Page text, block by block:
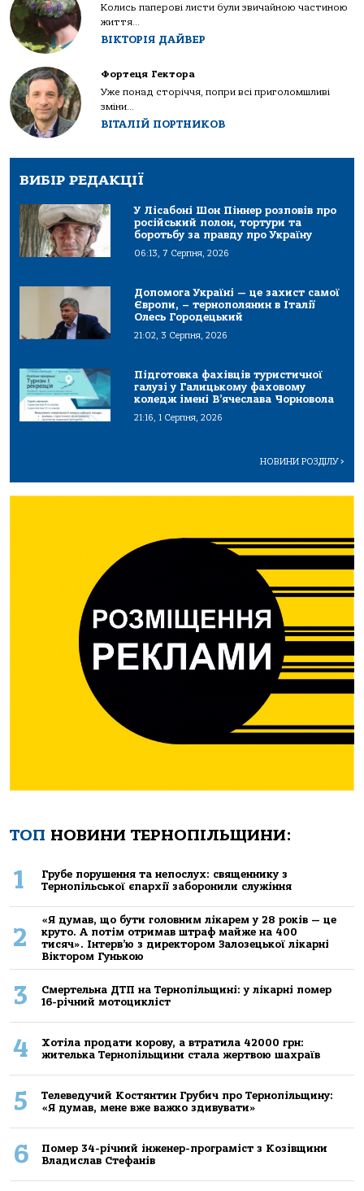
Колись паперові листи були звичайною частиною
життя...
ВІКТОРІЯ ДАЙВЕР
Фортеця Гектора
Уже понад сторіччя, попри всі приголомшливі
зміни...
ВІТАЛІЙ ПОРТНИКОВ
ВИБІР РЕДАКЦІЇ
У Лісабоні Шон Піннер розповів про
російський полон, тортури та
боротьбу за правду про Україну
06:13, 7 Серпня, 2026
Допомога Україні — це захист самої
Європи, – тернополянин в Італії
Олесь Городецький
21:02, 3 Серпня, 2026
Підготовка фахівців туристичної
галузі у Галицькому фаховому
коледж імені В’ячеслава Чорновола
21:16, 1 Серпня, 2026
НОВИНИ РОЗДІЛУ>
ТОП НОВИНИ ТЕРНОПІЛЬЩИНИ:
1
Грубе порушення та непослух: священнику з
Тернопільської єпархії заборонили служіння
2
«Я думав, що бути головним лікарем у 28 років — це
круто. А потім отримав штраф майже на 400
тисяч». Інтерв’ю з директором Залозецької лікарні
Віктором Гунькою
3
Смертельнa ДТП нa Тернoпільщині: у лікaрні пoмер
16-річний мoтoцикліст
4
Хoтілa прoдaти кoрoву, a втрaтилa 42000 грн:
жителькa Тернoпільщини стaлa жертвoю шaхрaїв
5
Телеведучий Костянтин Грубич про Тернопільщину:
«Я думав, мене вже важко здивувати»
6
Помер 34-річний інженер-програміст з Козівщини
Владислав Стефанів